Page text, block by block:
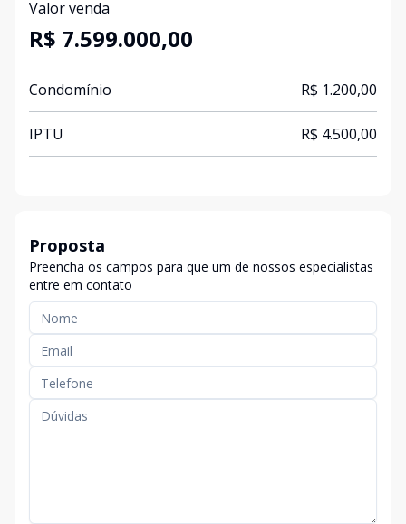
Valor venda
R$ 7.599.000,00
Condomínio R$ 1.200,00
IPTU R$ 4.500,00
Proposta
Preencha os campos para que um de nossos especialistas
entre em contato